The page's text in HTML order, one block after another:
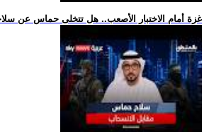
.. غزة أمام الاختبار الأصعب.. هل تتخلى حماس عن